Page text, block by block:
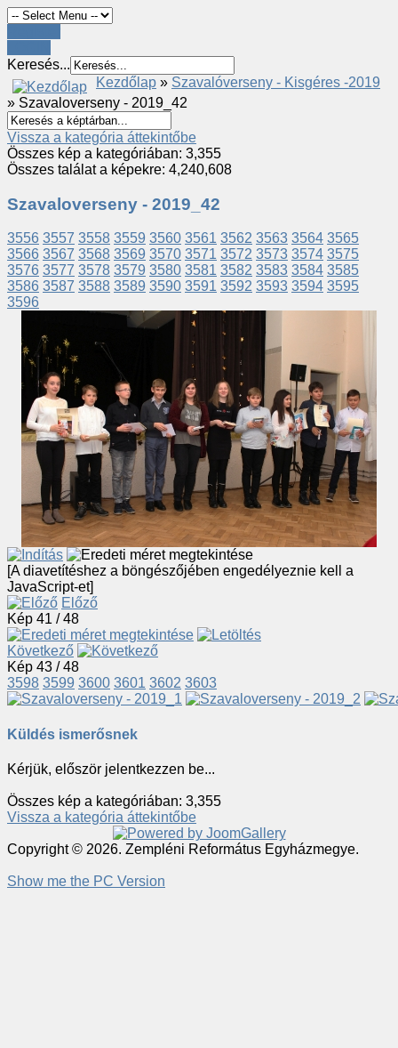
Keresés...
Kezdőlap » Szavalóverseny - Kisgéres -2019
» Szavaloverseny - 2019_42
Vissza a kategória áttekintőbe
Összes kép a kategóriában: 3,355
Összes találat a képekre: 4,240,608
Szavaloverseny - 2019_42
3556 3557 3558 3559 3560 3561 3562 3563 3564 3565
3566 3567 3568 3569 3570 3571 3572 3573 3574 3575
3576 3577 3578 3579 3580 3581 3582 3583 3584 3585
3586 3587 3588 3589 3590 3591 3592 3593 3594 3595
3596
[A diavetítéshez a böngészőjében engedélyeznie kell a
JavaScript-et]
Előző
Kép 41 / 48
Következő
Kép 43 / 48
3598 3599 3600 3601 3602 3603
Küldés ismerősnek
Kérjük, először jelentkezzen be...
Összes kép a kategóriában: 3,355
Vissza a kategória áttekintőbe
Copyright © 2026. Zempléni Református Egyházmegye.
Show me the PC Version